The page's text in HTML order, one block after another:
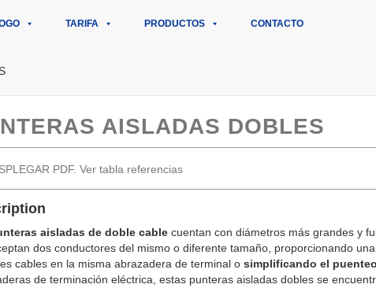
TARIFA PRODUCTOS CONTACTO
AISLADAS DOBLES
PDF. Ver tabla referencias
aisladas de doble cablecuentan con diámetros más grandes y
dos conductores del mismo o diferente tamaño, proporcionando
cables en la misma abrazadera de terminal o simplificando el
de terminación eléctrica, estas punteras aisladas dobles se